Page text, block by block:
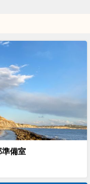
準備室